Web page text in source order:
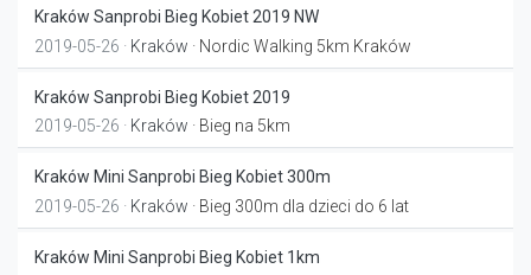
Kraków Sanprobi Bieg Kobiet 2019 NW
2019-05-26 · Kraków · Nordic Walking 5km Kraków
Kraków Sanprobi Bieg Kobiet 2019
2019-05-26 · Kraków · Bieg na 5km
Kraków Mini Sanprobi Bieg Kobiet 300m
2019-05-26 · Kraków · Bieg 300m dla dzieci do 6 lat
Kraków Mini Sanprobi Bieg Kobiet 1km